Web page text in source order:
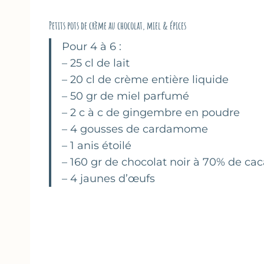
Petits pots de crème au chocolat, miel & épices
Pour 4 à 6 :
– 25 cl de lait
– 20 cl de crème entière liquide
– 50 gr de miel parfumé
– 2 c à c de gingembre en poudre
– 4 gousses de cardamome
– 1 anis étoilé
– 160 gr de chocolat noir à 70% de
– 4 jaunes d’œufs